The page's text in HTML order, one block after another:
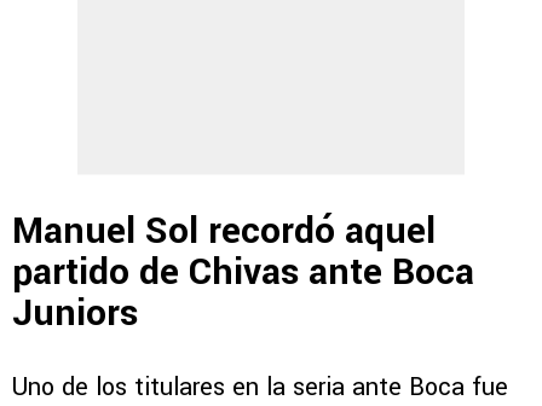
Manuel Sol recordó aquel
partido de Chivas ante Boca
Juniors
Uno de los titulares en la seria ante Boca fue